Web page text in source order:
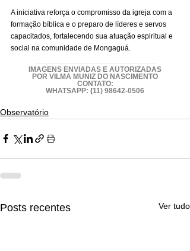
A iniciativa reforça o compromisso da igreja com a
formação bíblica e o preparo de líderes e servos
capacitados, fortalecendo sua atuação espiritual e
social na comunidade de Mongaguá.
IMAGENS ENVIADAS E AUTORIZADAS
POR VILMA MUNIZ DO NASCIMENTO
CONTATO:
WHATSAPP: (11) 98642-0506
Observatório
Posts recentes Ver tudo